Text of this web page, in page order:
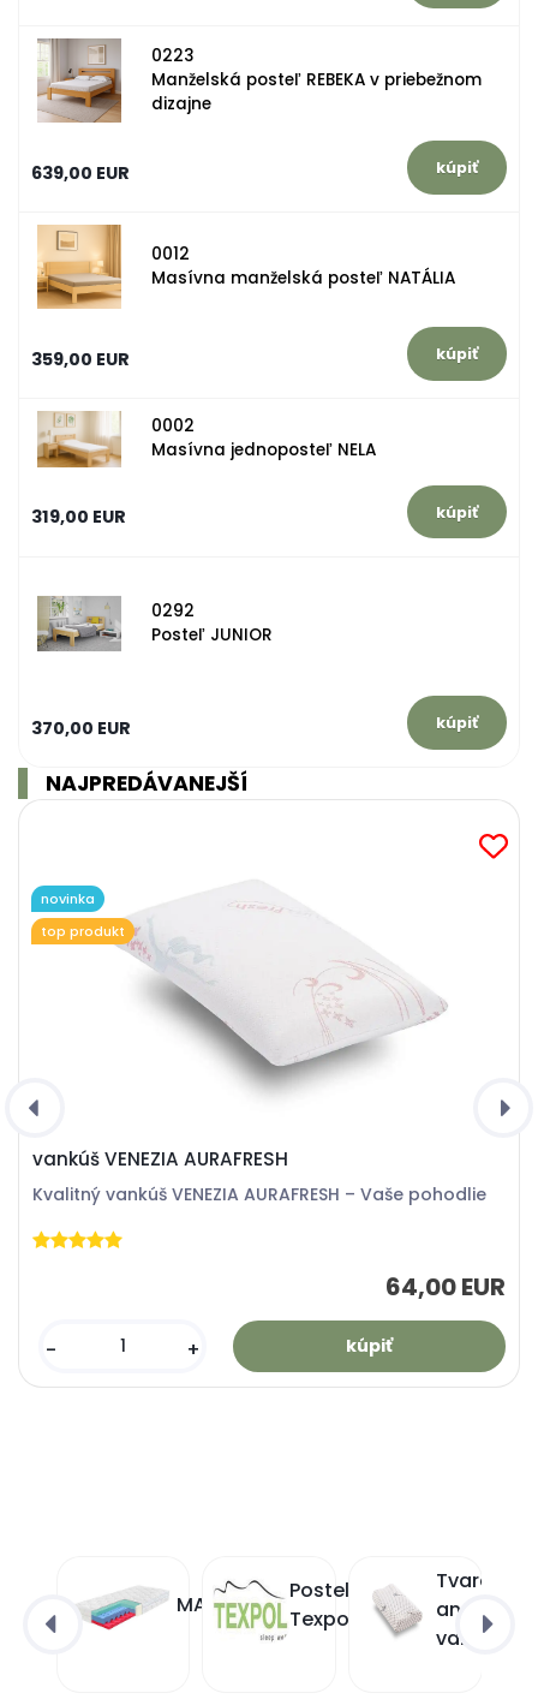
0223
Manželská posteľ REBEKA v priebežnom
dizajne
639,00 EUR
0012
Masívna manželská posteľ NATÁLIA
359,00 EUR
0002
Masívna jednoposteľ NELA
319,00 EUR
0292
Posteľ JUNIOR
370,00 EUR
NAJPREDÁVANEJŠÍ
vankúš VENEZIA AURAFRESH
Kvalitný vankúš VENEZIA AURAFRESH – Vaše pohodlie
64,00 EUR
- +
novinka
top produkt
MATRACE
Postele
Texpol
vankúše